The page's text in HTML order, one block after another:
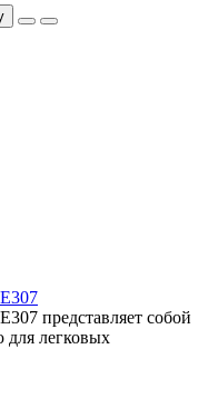
представляет собой
для легковых